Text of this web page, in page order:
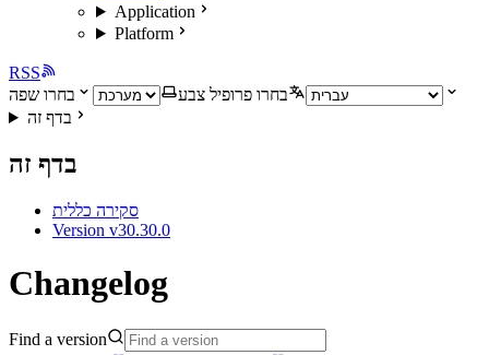
Application
Platform
RSS
בחרו פרופיל צבע
בחרו שפה
בדף זה
בדף זה
סקירה כללית
Version v30.30.0
Changelog
Find a version